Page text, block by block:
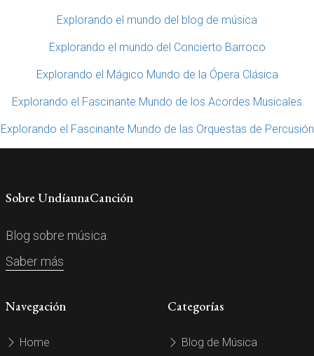
Explorando el mundo del blog de música
Explorando el mundo del Concierto Barroco
Explorando el Mágico Mundo de la Ópera Clásica
Explorando el Fascinante Mundo de los Acordes Musicales
Explorando el Fascinante Mundo de las Orquestas de Percusión
Sobre UndíaunaCanción
Blog sobre música.
Saber más
Navegación
Home
Categorías
Blog de Música